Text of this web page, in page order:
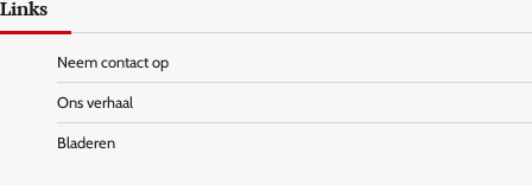
Links
Neem contact op
Ons verhaal
Bladeren